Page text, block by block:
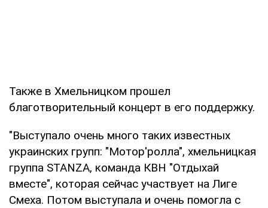
Также в Хмельницком прошел
благотворительный концерт в его поддержку.
"Выступало очень много таких известных
украинских групп: "Мотор'ролла", хмельницкая
группа STANZA, команда КВН "Отдыхай
вместе", которая сейчас участвует на Лиге
Смеха. Потом выступала и очень помогла с